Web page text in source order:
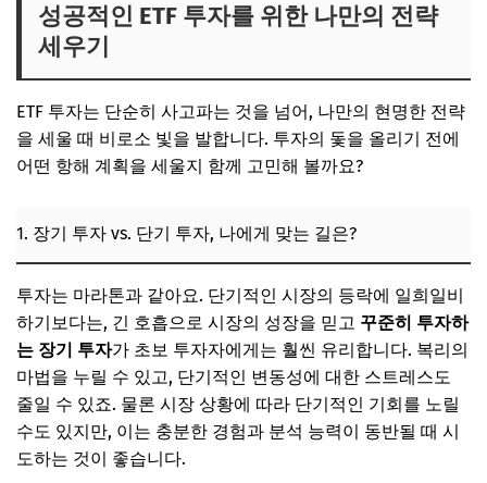
성공적인 ETF 투자를 위한 나만의 전략
세우기
ETF 투자는 단순히 사고파는 것을 넘어, 나만의 현명한 전략
을 세울 때 비로소 빛을 발합니다. 투자의 돛을 올리기 전에
어떤 항해 계획을 세울지 함께 고민해 볼까요?
1. 장기 투자 vs. 단기 투자, 나에게 맞는 길은?
투자는 마라톤과 같아요. 단기적인 시장의 등락에 일희일비
하기보다는, 긴 호흡으로 시장의 성장을 믿고 꾸준히 투자하
는 장기 투자가 초보 투자자에게는 훨씬 유리합니다. 복리의
마법을 누릴 수 있고, 단기적인 변동성에 대한 스트레스도
줄일 수 있죠. 물론 시장 상황에 따라 단기적인 기회를 노릴
수도 있지만, 이는 충분한 경험과 분석 능력이 동반될 때 시
도하는 것이 좋습니다.